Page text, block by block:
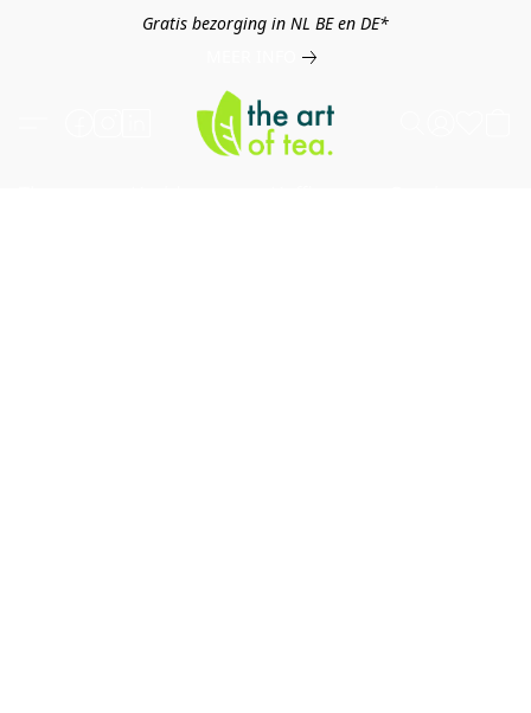
Gratis bezorging in NL BE en DE*